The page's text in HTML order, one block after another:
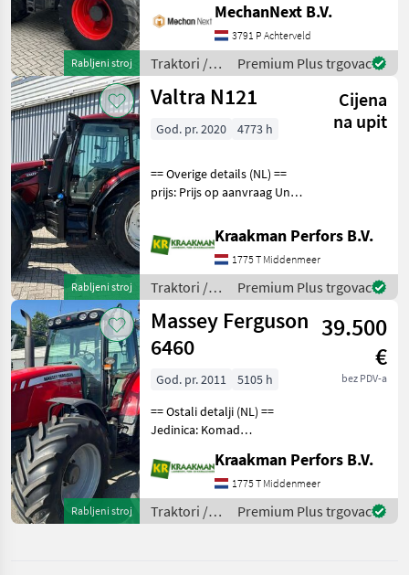
Rabljeni stroj
151 operating hours.
Specifications 50 km/h Rear
PTO 1000/1000E
Mechanically suspended
cab Fr
MechanNext B.V.
3791 P Achterveld
Traktori /
Fendt
Premium Plus trgovac
Rabljeni stroj
Valtra N121
Cijena
na upit
God. pr. 2020 4773 h
== Overige details (NL) ==
prijs: Prijs op aanvraag Unit:
hydrauliekventielen: 3
Aftakastoerental achter:
540 Hydrauliek venti
Kraakman Perfors B.V.
1775 T Middenmeer
Traktori /
Valtra
Premium Plus trgovac
Rabljeni stroj
Massey Ferguson
6460
39.500
€
bez PDV-a
God. pr. 2011
5105 h
== Ostali detalji (NL) ==
Jedinica: Komad
50-R Broj hidrauličnih
ventila: 3 Brzina stražnjeg
priključnog vratila: 540
Hidraulični ventili
Kraakman Perfors B.V.
1775 T Middenmeer
Traktori /
Massey
Premium Plus trgovac